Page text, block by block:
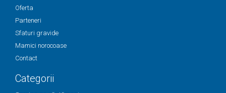
Oferta
Parteneri
Sfaturi gravide
Mamici norocoase
Contact
Categorii